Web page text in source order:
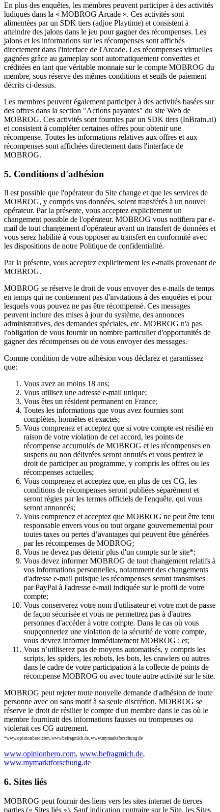
En plus des enquêtes, les membres peuvent participer à des activités
ludiques dans la « MOBROG Arcade ». Ces activités sont
alimentées par un SDK tiers (adjoe Playtime) et consistent à
atteindre des jalons dans le jeu pour gagner des récompenses. Les
jalons et les informations sur les récompenses sont affichés
directement dans l'interface de l'Arcade. Les récompenses virtuelles
gagnées grâce au gameplay sont automatiquement converties et
créditées en tant que véritable monnaie sur le compte MOBROG du
membre, sous réserve des mêmes conditions et seuils de paiement
décrits ci-dessus.
Les membres peuvent également participer à des activités basées sur
des offres dans la section "Actions payantes" du site Web de
MOBROG. Ces activités sont fournies par un SDK tiers (InBrain.ai)
et consistent à compléter certaines offres pour obtenir une
récompense. Toutes les informations relatives aux offres et aux
récompenses sont affichées directement dans l'interface de
MOBROG.
5. Conditions d'adhésion
Il est possible que l'opérateur du Site change et que les services de
MOBROG, y compris vos données, soient transférés à un nouvel
opérateur. Par la présente, vous acceptez explicitement un
changement possible de l'opérateur. MOBROG vous notifiera par e-
mail de tout changement d'opérateur avant un transfert de données et
vous serez habilité à vous opposer au transfert en conformité avec
les dispositions de notre Politique de confidentialité.
Par la présente, vous acceptez explicitement les e-mails provenant de
MOBROG.
MOBROG se réserve le droit de vous envoyer des e-mails de temps
en temps qui ne contiennent pas d'invitations à des enquêtes et pour
lesquels vous pouvez ne pas être récompensé. Ces messages
peuvent inclure des mises à jour du système, des annonces
administratives, des demandes spéciales, etc. MOBROG n'a pas
l'obligation de vous fournir un nombre particulier d'opportunités de
gagner des récompenses ou de vous envoyer des messages.
Comme condition de votre adhésion vous déclarez et garantissez
que:
Vous avez au moins 18 ans;
Vous utilisez une adresse e-mail unique;
Vous êtes un résident permanent en France;
Toutes les informations que vous avez fournies sont
complètes, honnêtes et exactes;
Vous comprenez et acceptez que si votre compte est résilié en
raison de votre violation de cet accord, les points de
récompense accumulés de MOBROG et les récompenses en
suspens ou non délivrées seront annulés et vous perdrez le
droit de participer au programme, y compris les offres ou les
récompenses actuelles;
Vous comprenez et acceptez que, en plus de ces CG, les
conditions de récompenses seront publiées séparément et
seront régies par les termes officiels de l'enquête, qui vous
seront annoncés;
Vous comprenez et acceptez que MOBROG ne peut être tenu
responsable envers vous ou tout organe gouvernemental pour
toutes taxes ou pertes d’avantages qui peuvent être générées
par les récompenses de MOBROG;
Vous ne devez pas détenir plus d'un compte sur le site*;
Vous devez informer MOBROG de tout changement relatifs à
vos informations personnelles, notamment des changements
d'adresse e-mail puisque les récompenses seront transmises
par PayPal à l'adresse e-mail indiquée sur le profil de votre
compte;
Vous conserverez votre nom d'utilisateur et votre mot de passe
de façon sécurisée et vous ne permettrez pas à d'autres
personnes d'accéder à votre compte. Dans le cas où vous
soupçonneriez une violation de la sécurité de votre compte,
vous devrez informer immédiatement MOBROG ; et;
Vous n’utiliserez pas de moyens automatisés, y compris les
scripts, les spiders, les robots, les bots, les crawlers ou autres
dans le cadre de votre participation à la collecte de points de
récompense MOBROG ou avec toute autre activité sur le site.
MOBROG peut rejeter toute nouvelle demande d'adhésion de toute
personne avec ou sans motif à sa seule discrétion. MOBROG se
réserve le droit de résilier le compte d'un membre dans le cas où le
membre fournirait des informations fausses ou trompeuses ou
violerait ces CG autrement.
*www.opinionhero.com, www.befragmich.de, www.mymarktforschung.de
www.opinionhero.com, www.befragmich.de,
www.mymarktforschung.de
6. Sites liés
MOBROG peut fournir des liens vers les sites internet de tierces
parties (« Sites liés »). Sauf indication contraire sur le Site, les Sites